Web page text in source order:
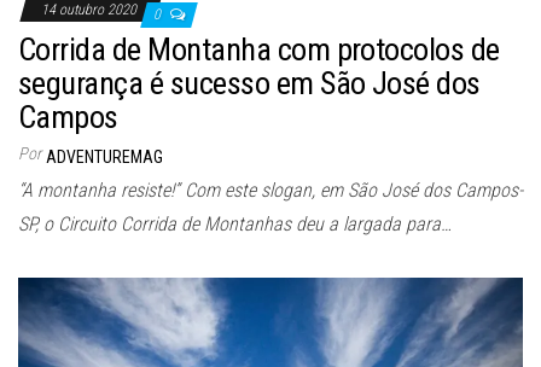
14 outubro 2020 0
Corrida de Montanha com protocolos de
segurança é sucesso em São José dos
Campos
Por ADVENTUREMAG
“A montanha resiste!” Com este slogan, em São José dos Campos-
SP, o Circuito Corrida de Montanhas deu a largada para…